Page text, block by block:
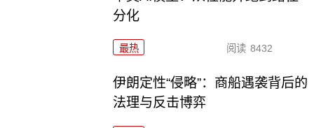
分化
最热 阅读 8432
伊朗定性“侵略”：商船遇袭背后的
法理与反击博弈